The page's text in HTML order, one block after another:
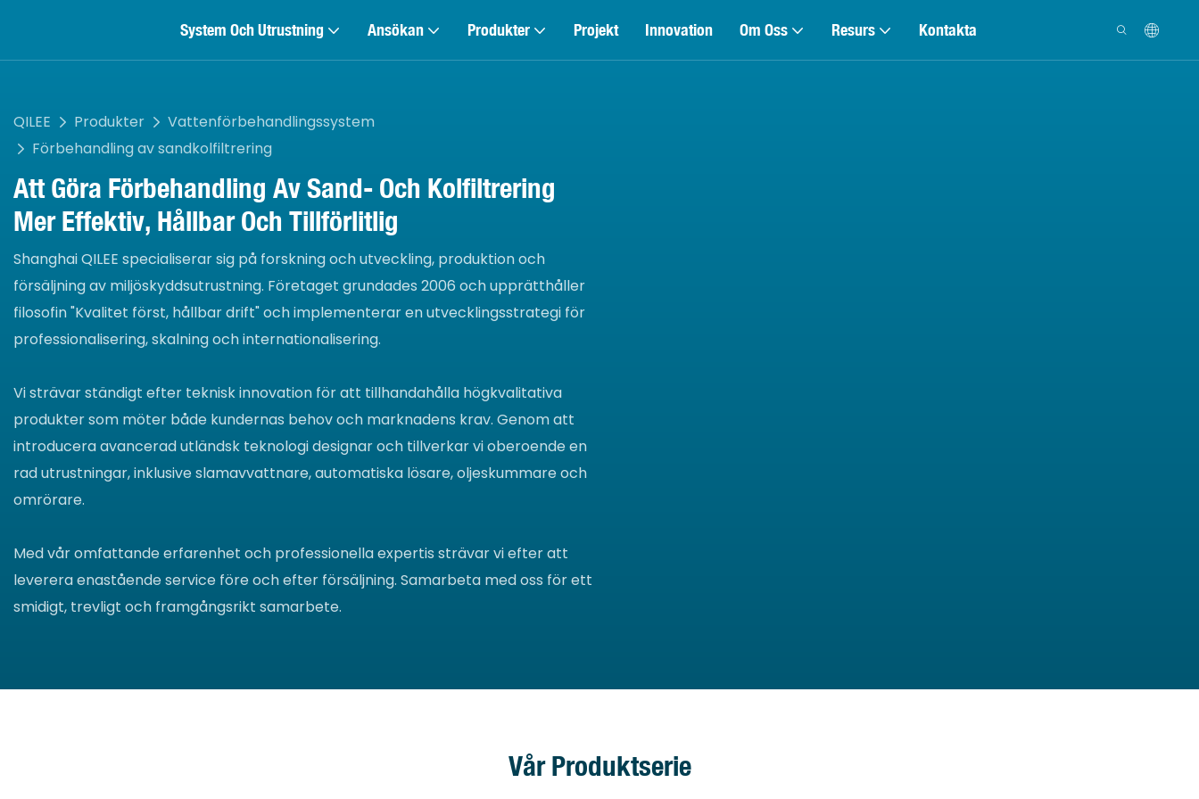
System Och Utrustning Ansökan Produkter Projekt Innovation Om Oss Resurs Kontakta
QILEE Produkter
Vattenförbehandlingssystem
Förbehandling av sandkolfiltrering
Att Göra Förbehandling Av Sand- Och Kolfiltrering
Mer Effektiv, Hållbar Och Tillförlitlig
Shanghai QILEE specialiserar sig på forskning och utveckling, produktion och
försäljning av miljöskyddsutrustning. Företaget grundades 2006 och upprätthåller
filosofin "Kvalitet först, hållbar drift" och implementerar en utvecklingsstrategi för
professionalisering, skalning och internationalisering.
Vi strävar ständigt efter teknisk innovation för att tillhandahålla högkvalitativa
produkter som möter både kundernas behov och marknadens krav. Genom att
introducera avancerad utländsk teknologi designar och tillverkar vi oberoende en
rad utrustningar, inklusive slamavvattnare, automatiska lösare, oljeskummare och
omrörare.
Med vår omfattande erfarenhet och professionella expertis strävar vi efter att
leverera enastående service före och efter försäljning. Samarbeta med oss ​​för ett
smidigt, trevligt och framgångsrikt samarbete.
Vår Produktserie